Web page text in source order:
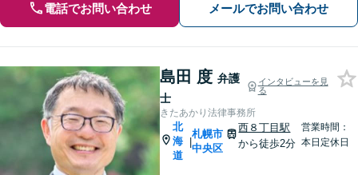
電話でお問い合わせ メールでお問い合わせ
島田 度 弁護
士
インタビューを見
る
きたあかり法律事務所
北
海
道
|
札幌市
中央区
西８丁目駅
から徒歩2分
営業時間：
本日定休日